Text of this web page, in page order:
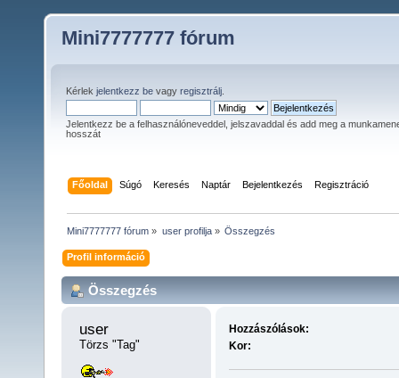
Mini7777777 fórum
Kérlek jelentkezz be vagy regisztrálj
Jelentkezz be a felhasználóneveddel, jelszavaddal és add meg a
hosszát
Főoldal Súgó Keresés Naptár Bejelentkezés Regisztráció
Mini7777777 fórum » user profilja» Összegzés
Profil információ
Összegzés
user
Törzs "Tag"
Hozzászólások:
Kor: